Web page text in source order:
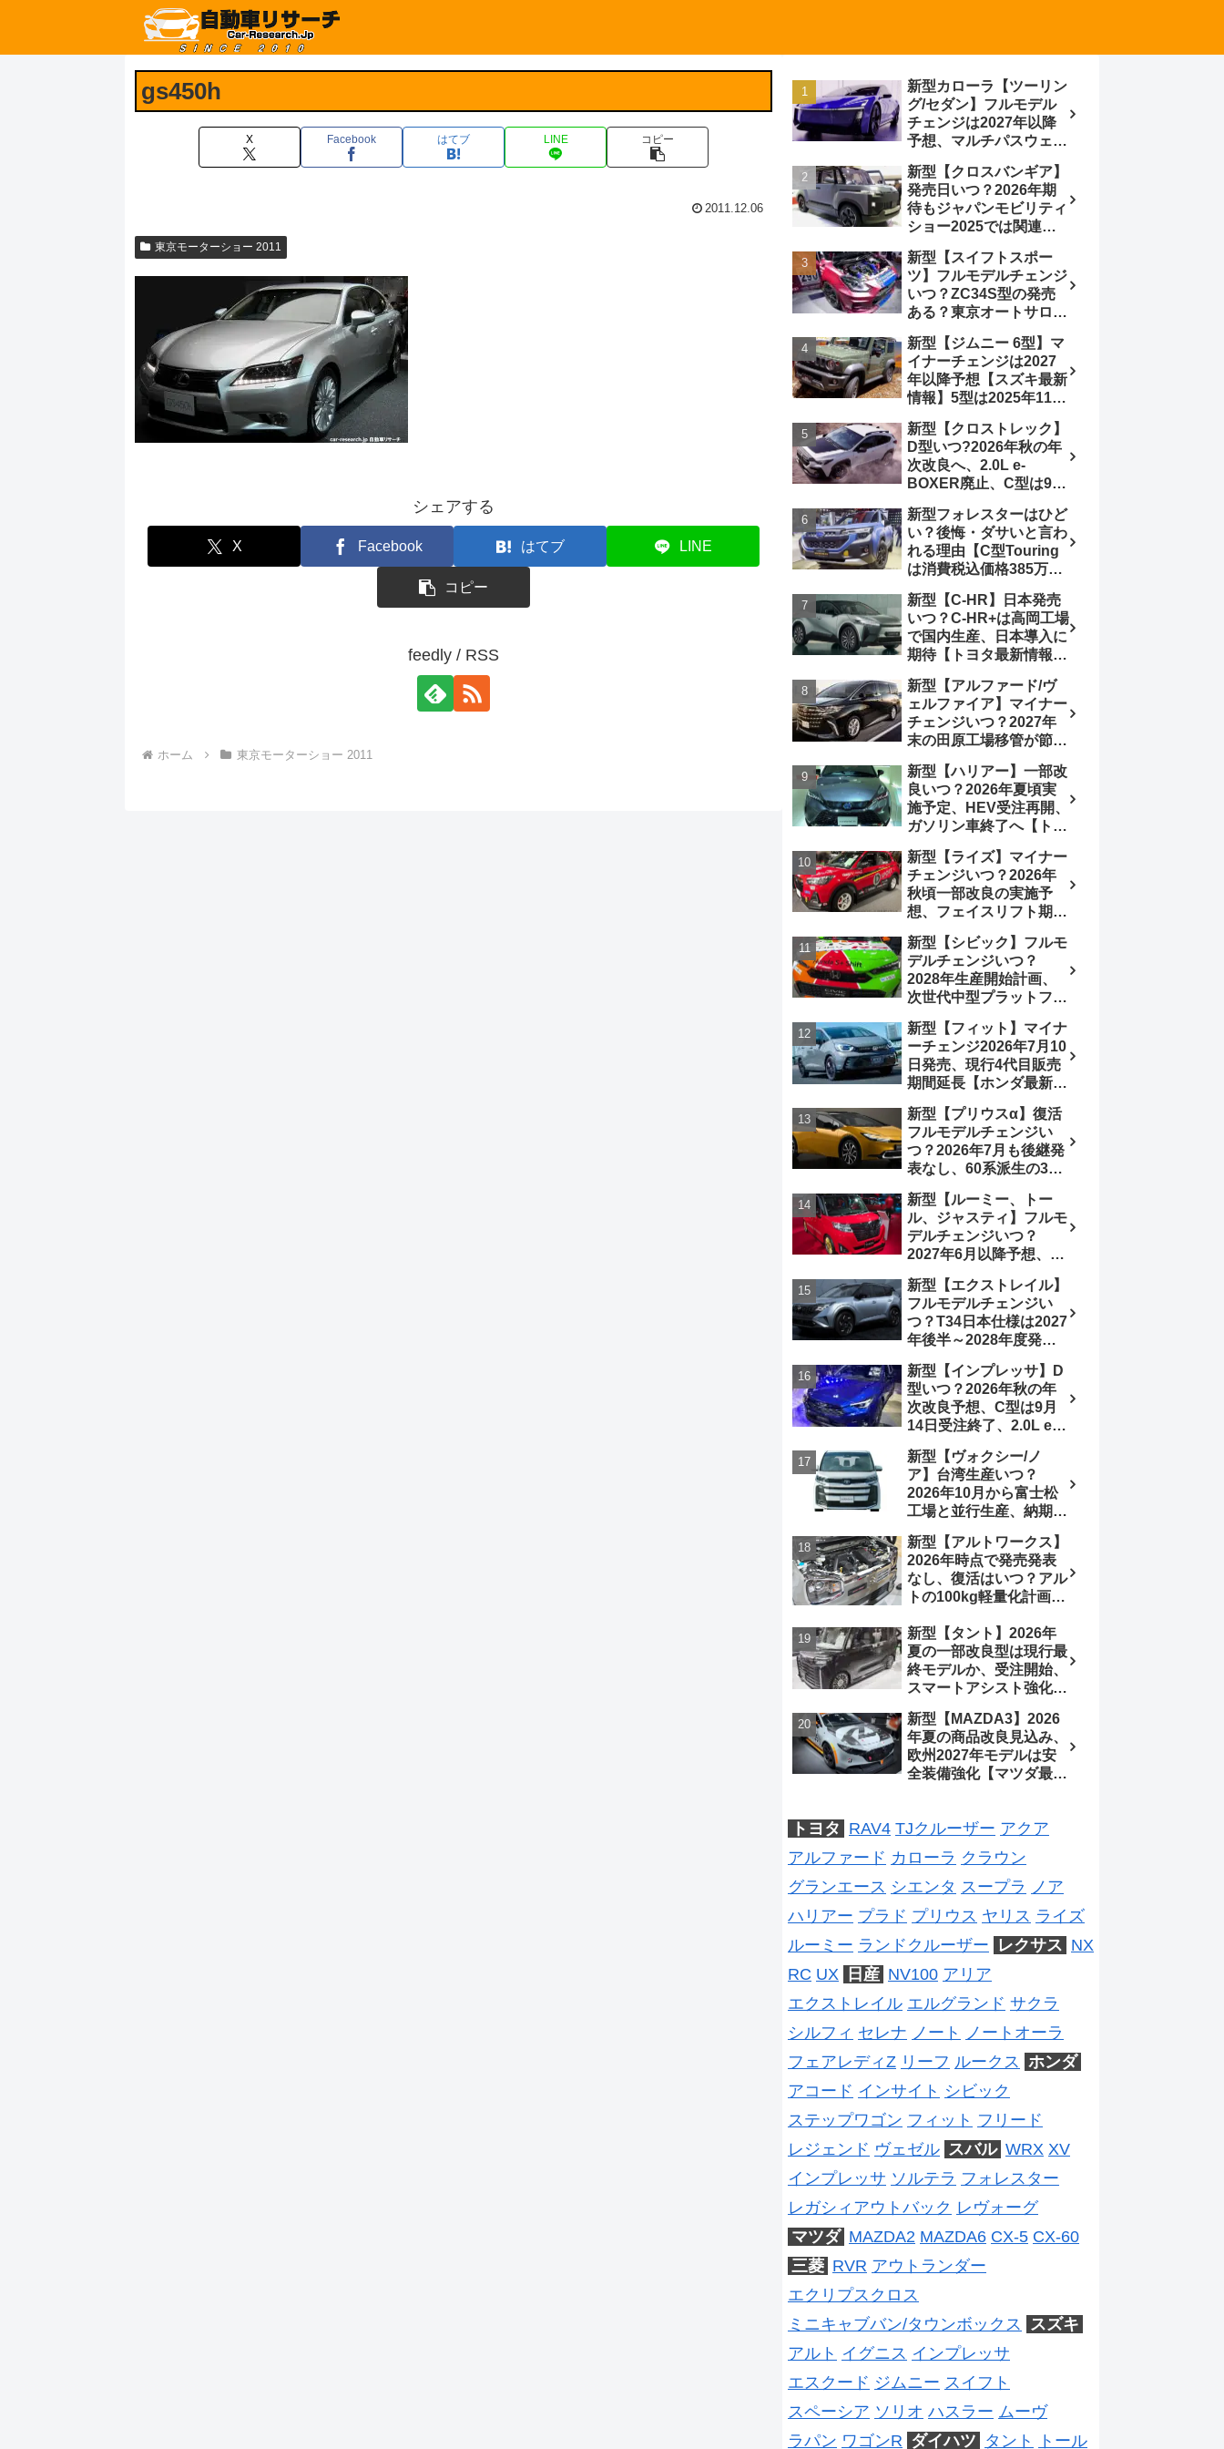
gs450h
X Facebook はてブ LINE コピー
2011.12.06
東京モーターショー 2011
シェアする
X Facebook はてブ LINE
コピー
feedly / RSS
ホーム 東京モーターショー 2011
新型カローラ【ツーリン
グ/セダン】フルモデル
チェンジは2027年以降
予想、マルチパスウェイ
BEVからの派生で新開発
小型エンジン搭載の
HEV/PHEV、ギガキャ
ストの採用は無しか【ト
ヨタ最新情報】60周年記
念車発売
新型【クロスバンギア】
発売日いつ？2026年期
待もジャパンモビリティ
ショー2025では関連モ
最新情報】ベース車ノ
ア/ヴォクシーの台湾生
産開始に注目、「ギア」
のほか「コア」と「ツー
ル」、デリカD:5対抗の
クロスオーバーSUVミニ
バン
新型【スイフトスポー
ツ】フルモデルチェンジ
いつ？ZC34S型の発売
ある？東京オートサロン
エロー レヴはスイスポ
コンセプトか？ハイブリ
ッド化/重量増/価格アッ
プが争点【スズキ最新情
報】特別仕様車
「ZC33S Final
Edition」終了
新型【ジムニー 6型】マ
イナーチェンジは2027
年以降予想【スズキ最新
情報】5型は2025年11月
ACC・スズキコネクト
採用
新型【クロストレック】
D型いつ?2026年秋の年
次改良へ、2.0L e-
BOXER廃止、C型は9月
ーボ採用予想【スバル最
新情報】
新型フォレスターはひど
い？後悔・ダサいと言わ
れる理由【C型Touring
は消費税込価格385万円
19.1km/L、納期4～5か
月】ナビUI・冬用タイ
ヤ・ウィルダネス日本発
売は？カーオブザイヤー
とJNCAP大賞受賞後も
残る注意点
新型【C-HR】日本発売
いつ？C-HR+は高岡工場
で国内生産、日本導入に
期待【トヨタ最新情報】
売、2代目HEV・PHEV
は日本未導入
新型【アルファード/ヴ
ェルファイア】マイナー
チェンジいつ？2027年
末の田原工場移管が節目
のフェイスリフト予想
【トヨタ最新情報】
2026年6月一部改良済
み、消費税込価格559万
9000円から
新型【ハリアー】一部改
良いつ？2026年夏頃実
施予定、HEV受注再開、
ガソリン車終了へ【トヨ
チェンジ2027年以降予
想
新型【ライズ】マイナー
チェンジいつ？2026年
秋頃一部改良の実施予
想、フェイスリフト期
2～3ヵ月に短縮【ダイハ
ツ最新情報】前回改良は
2024年11月5日、価格
180.07～244.2万円、値
上げ約8～10万円、法規
対応、ハイブリッド
4WD追加まだ、フルモ
デルチェンジはトヨタが
介入か
新型【シビック】フルモ
デルチェンジいつ？
2028年生産開始計画、
次世代中型プラットフォ
搭載予想【ホンダ最新情
報】Honda S+ Shiftは現
行e:HEV RS 消費税込
4,659,600円で先行導入
新型【フィット】マイナ
ーチェンジ2026年7月10
日発売、現行4代目販売
期間延長【ホンダ最新情
いつ？フルモデルチェン
ジは2029年頃まで遅れ
る予想
新型【プリウスα】復活
フルモデルチェンジい
つ？2026年7月も後継発
表なし、60系派生の3列
発売される可能性は【ト
ヨタ最新情報デザイン予
想画像】スライドドア装
備の要望も
新型【ルーミー、トー
ル、ジャスティ】フルモ
デルチェンジいつ？
2027年6月以降予想、ビ
う無い？【トヨタ最新情
報】1.2Lハイブリッド追
加は次期型に期待
新型【エクストレイル】
フルモデルチェンジい
つ？T34日本仕様は2027
年後半～2028年度発売
米ローグe-POWERは
2026年後半投入へ
新型【インプレッサ】D
型いつ？2026年秋の年
次改良予想、C型は9月
14日受注終了、2.0L e-
グハイブリッド設定無し
予想【スバル最新情報】
新型【ヴォクシー/ノ
ア】台湾生産いつ？
2026年10月から富士松
工場と並行生産、納期短
2026年5月6日マイナー
チェンジ、価格 NOAH
326万1500円、VOXY
375万1000円、特別仕様
待、S-Zに12.3インチメ
ーター
新型【アルトワークス】
2026年時点で発売発表
なし、復活はいつ？アル
トの100kg軽量化計画は
処、5MTターボとアルト
スピリットに期待【スズ
キ最新情報】
新型【タント】2026年
夏の一部改良型は現行最
終モデルか、受注開始、
スマートアシスト強化と
フルモデルチェンジ予想
【ダイハツ最新情報】
新型【MAZDA3】2026
年夏の商品改良見込み、
欧州2027年モデルは安
全装備強化【マツダ最新
トヨタ RAV4 TJクルーザー アクア
アルファード カローラ クラウン
グランエース シエンタ スープラ
ノア
ハリアー プラド プリウス ヤリス ライズ
ルーミー ランドクルーザー レクサス NX
RC UX 日産 NV100 アリア
エクストレイル エルグランド サクラ
シルフィ セレナ ノート
ノートオーラ
フェアレディZ リーフ ルークス ホンダ
アコード インサイト シビック
ステップワゴン フィット フリード
レジェンド ヴェゼル スバル WRX XV
インプレッサ ソルテラ フォレスター
レガシィアウトバック レヴォーグ
マツダ MAZDA2 MAZDA6 CX-5 CX-60
三菱 RVR アウトランダー
エクリプスクロス
ミニキャブバン/タウンボックス
スズキ
アルト イグニス インプレッサ
エスクード ジムニー スイフト
スペーシア ソリオ ハスラー ムーヴ
ラパン ワゴンR ダイハツ タント トール